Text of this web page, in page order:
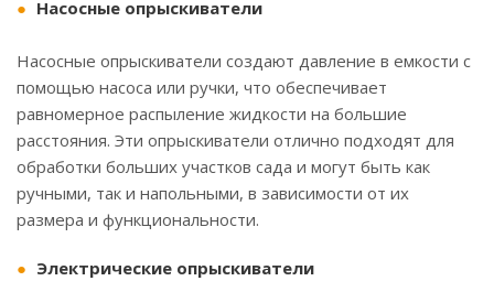
Насосные опрыскиватели
Насосные опрыскиватели создают давление в емкости с
помощью насоса или ручки, что обеспечивает
равномерное распыление жидкости на большие
расстояния. Эти опрыскиватели отлично подходят для
обработки больших участков сада и могут быть как
ручными, так и напольными, в зависимости от их
размера и функциональности.
Электрические опрыскиватели